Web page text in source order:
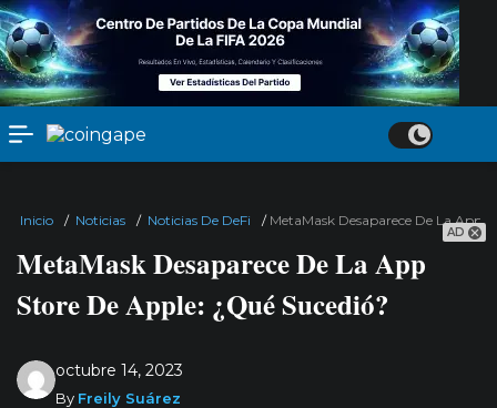
AD
Inicio / Noticias / Noticias De DeFi / MetaMask Desaparece De La App
MetaMask Desaparece De La App
Store De Apple: ¿Qué Sucedió?
octubre 14, 2023
By Freily Suárez